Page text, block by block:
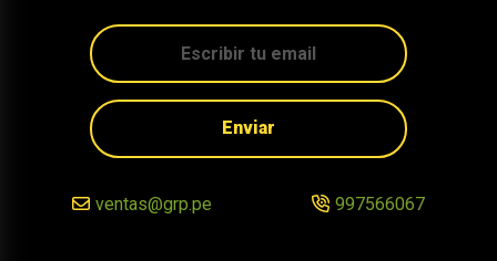
Enviar
ventas@grp.pe 997566067